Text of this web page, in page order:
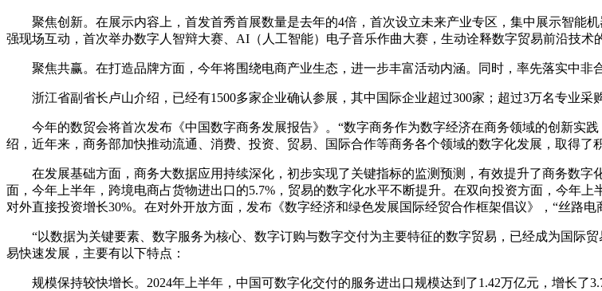
聚焦创新。在展示内容上，首发首秀首展数量是去年的4倍，首次设立未来产业专区，集中展示智能
强现场互动，首次举办数字人智辩大赛、AI（人工智能）电子音乐作曲大赛，生动诠释数字贸易前沿技术
聚焦共赢。在打造品牌方面，今年将围绕电商产业生态，进一步丰富活动内涵。同时，率先落实中非
浙江省副省长卢山介绍，已经有1500多家企业确认参展，其中国际企业超过300家；超过3万名专业采
今年的数贸会将首次发布《中国数字商务发展报告》。“数字商务作为数字经济在商务领域的创新实
绍，近年来，商务部加快推动流通、消费、投资、贸易、国际合作等商务各个领域的数字化发展，取得了
在发展基础方面，商务大数据应用持续深化，初步实现了关键指标的监测预测，有效提升了商务数字
面，今年上半年，跨境电商占货物进出口的5.7%，贸易的数字化水平不断提升。在双向投资方面，今年
对外直接投资增长30%。在对外开放方面，发布《数字经济和绿色发展国际经贸合作框架倡议》，“丝路电
“以数据为关键要素、数字服务为核心、数字订购与数字交付为主要特征的数字贸易，已经成为国际贸
易快速发展，主要有以下特点：
规模保持较快增长。2024年上半年，中国可数字化交付的服务进出口规模达到了1.42万亿元，增长了